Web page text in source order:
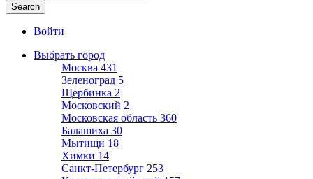
Войти
Выбрать город
Москва 431
Зеленоград 5
Щербинка 2
Московский 2
Московская область 360
Балашиха 30
Мытищи 18
Химки 14
Санкт-Петербург 253